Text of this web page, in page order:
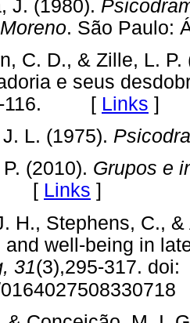
J. (1980).
. São
C. D., & Zille, L.
e seus
116. [ Links ]
L. (1975).
(2010). Grupos e
[ Links ]
H., Stephens, C.,
and well-being in
31(3),295-317. doi: